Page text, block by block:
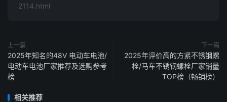
2114.html
上一篇
2025年知名的48V 电动车电池/
电动车电池厂家推荐及选购参考
榜
下一篇
2025年评价高的方紧不锈钢螺
栓/马车不锈钢螺栓厂家销量
TOP榜（畅销榜）
相关推荐